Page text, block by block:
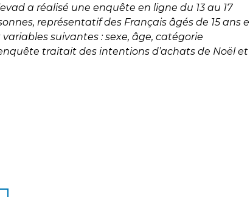
a réalisé une enquête en ligne du 13 au 17
représentatif des Français âgés de 15 ans
suivantes : sexe, âge, catégorie
traitait des intentions d’achats de Noël et